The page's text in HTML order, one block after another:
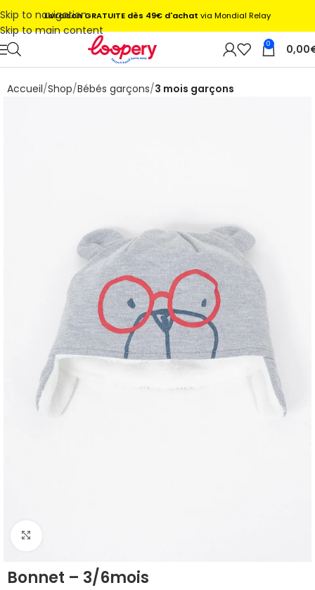
Skip to navigation
Skip to main content
0 0,00
Accueil Shop Bébés garçons 3 mois garçons
Bonnet – 3/6mois
Livraison GRATUITE dès 49€ d'achat via Mondial Relay